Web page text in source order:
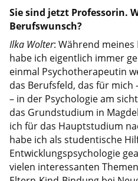
Sie sind jetzt Professorin.
Berufswunsch?
Ilka Wolter: Während
habe ich eigentlich immer
einmal Psychotherapeutin
das Berufsfeld, das für mich
– in der Psychologie am
das Grundstudium in
ich für das Hauptstudium
habe ich als studentische
Entwicklungspsychologie
vielen interessanten